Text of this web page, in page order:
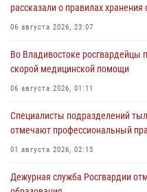
рассказали о правилах хранения
06 августа 2026, 23:07
Во Владивостоке росгвардейцы
скорой медицинской помощи
06 августа 2026, 01:11
Специалисты подразделений
отмечают профессиональный
01 августа 2026, 02:13
Дежурная служба Росгвардии